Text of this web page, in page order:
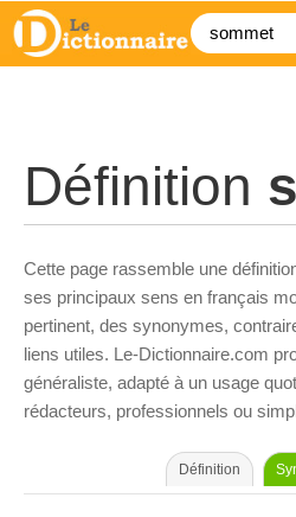
Définition
Cette page rassemble une
ses principaux sens en français
pertinent, des synonymes,
liens utiles. Le-Dictionnaire.com
généraliste, adapté à un usage
rédacteurs, professionnels ou
Définition